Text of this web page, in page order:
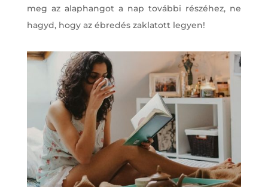
meg az alaphangot a nap további részéhez, ne
hagyd, hogy az ébredés zaklatott legyen!